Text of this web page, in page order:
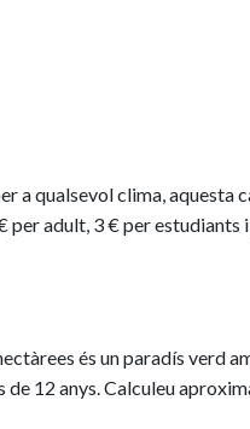
a qualsevol clima, aquesta
per adult, 3 € per estudiants
és un paradís verd
12 anys. Calculeu